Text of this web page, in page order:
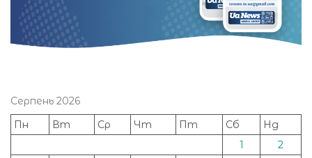
Серпень 2026
Пн
Вт Ср Чт Пт Сб
Нд
1
2